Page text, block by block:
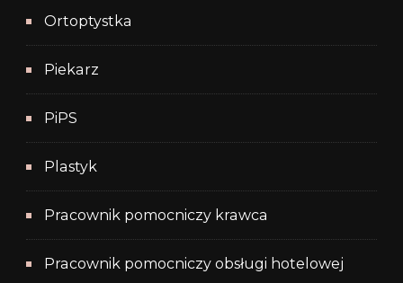
Ortoptystka
Piekarz
PiPS
Plastyk
Pracownik pomocniczy krawca
Pracownik pomocniczy obsługi hotelowej